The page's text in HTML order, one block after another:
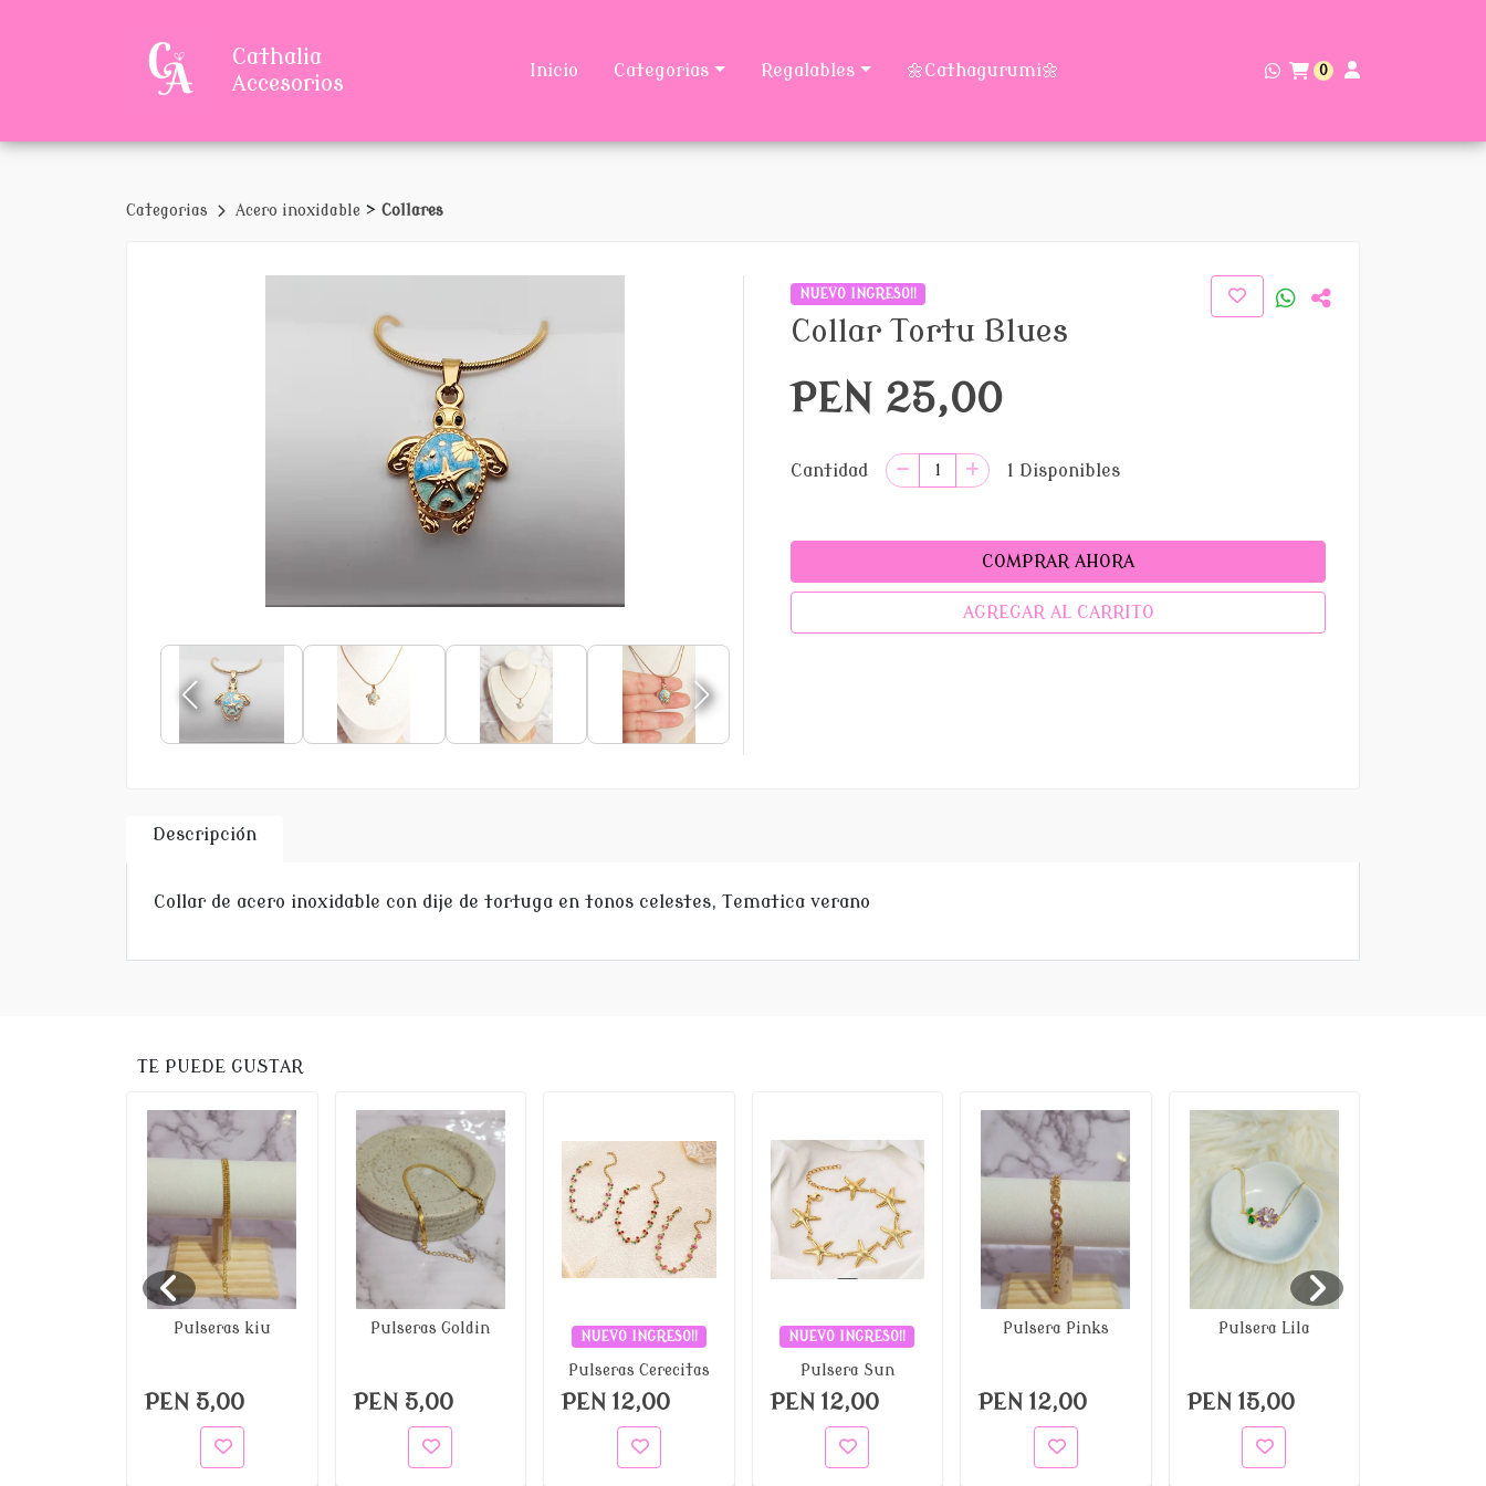
Cathalia
Accesorios
Inicio Categorias Regalables 🌼Cathagurumi🌼 0
Categorias Acero inoxidable > Collares
NUEVO INGRESO!!
Collar Tortu Blues
PEN 25,00
Cantidad 1 Disponibles
COMPRAR AHORA
AGREGAR AL CARRITO
Descripción
Collar de acero inoxidable con dije de tortuga en tonos celestes, Tematica verano
TE PUEDE GUSTAR
Pulseras kiu
PEN 5,00
Pulseras Goldin
PEN 5,00
NUEVO INGRESO!!
Pulseras Cerecitas
PEN 12,00
NUEVO INGRESO!!
Pulsera Sun
PEN 12,00
Pulsera Pinks
PEN 12,00
Pulsera Lila
PEN 15,00